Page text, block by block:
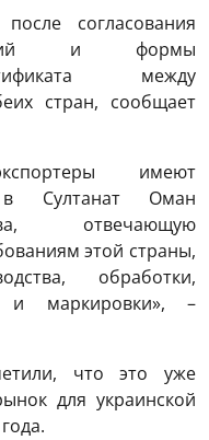
согласования
и формы
между
стран, сообщает
имеют
в Султанат Оман
отвечающую
этой страны,
обработки,
и маркировки», –
что это уже
для украинской